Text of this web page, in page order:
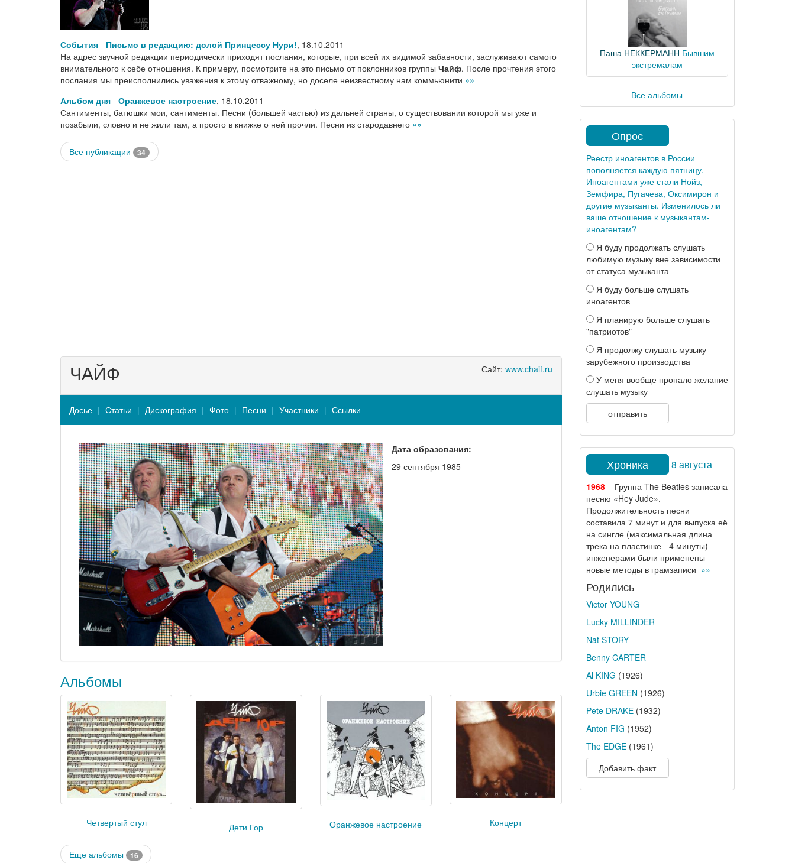
События - Письмо в редакцию: долой Принцессу Нури!, 18.10.2011
На адрес звучной редакции периодически приходят послания, которые, при всей их видимой забавности, заслуживают самого
внимательного к себе отношения. К примеру, посмотрите на это письмо от поклонников группы Чайф. После прочтения этого
послания мы преисполнились уважения к этому отважному, но доселе неизвестному нам коммьюнити »»
Альбом дня - Оранжевое настроение, 18.10.2011
Сантименты, батюшки мои, сантименты. Песни (большей частью) из дальней страны, о существовании которой мы уже и
позабыли, словно и не жили там, а просто в книжке о ней прочли. Песни из стародавнего »»
Все публикации 34
Сайт: www.chaif.ru
ЧАЙФ
Досье Статьи Дискография Фото Песни Участники Ссылки
Дата образования:
29 сентября 1985
Альбомы
Четвертый стул Дети Гор Оранжевое настроение Концерт
Еще альбомы 16
Паша НЕККЕРМАНН Бывшим
экстремалам
Все альбомы
Опрос
Реестр иноагентов в России
пополняется каждую пятницу.
Иноагентами уже стали Нойз,
Земфира, Пугачева, Оксимирон и
другие музыканты. Изменилось ли
ваше отношение к музыкантам-
иноагентам?
Я буду продолжать слушать
любимую музыку вне зависимости
от статуса музыканта
Я буду больше слушать
иноагентов
Я планирую больше слушать
"патриотов"
Я продолжу слушать музыку
зарубежного производства
У меня вообще пропало желание
слушать музыку
отправить
Хроника 8 августа
1968– Группа The Beatles записала
песню «Hey Jude».
Продолжительность песни
составила 7 минут и для выпуска её
на сингле (максимальная длина
трека на пластинке - 4 минуты)
инженерами были применены
новые методы в грамзаписи »»
Родились
Victor YOUNG
Lucky MILLINDER
Nat STORY
Benny CARTER
Al KING (1926)
Urbie GREEN (1926)
Pete DRAKE(1932)
Anton FIG (1952)
The EDGE(1961)
Добавить факт